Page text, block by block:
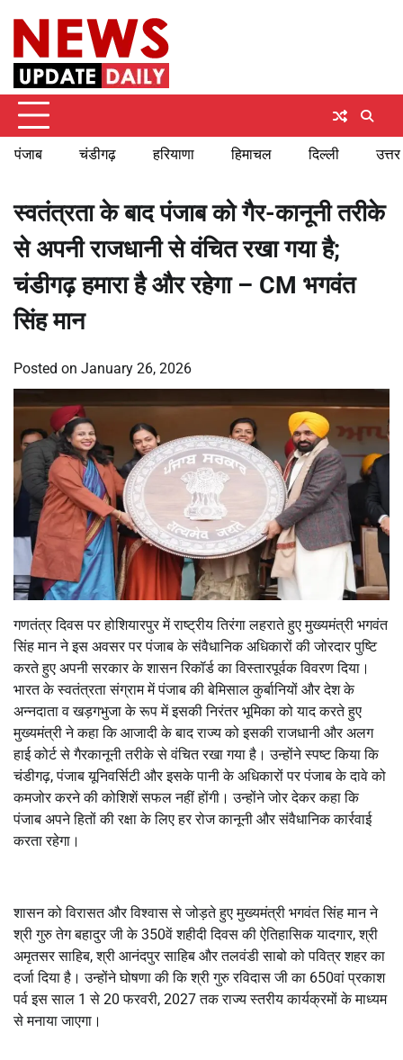
content
पंजाब चंडीगढ़ हरियाणा हिमाचल दिल्ली
स्वतंत्रता के बाद पंजाब को गैर-कानूनी तरीके
से अपनी राजधानी से वंचित रखा गया है;
चंडीगढ़ हमारा है और रहेगा – CM भगवंत
सिंह मान
Posted on January 26, 2026
गणतंत्र दिवस पर होशियारपुर में राष्ट्रीय तिरंगा लहराते हुए मुख्यमंत्री भगवंत
सिंह मान ने इस अवसर पर पंजाब के संवैधानिक अधिकारों की जोरदार पुष्टि
करते हुए अपनी सरकार के शासन रिकॉर्ड का विस्तारपूर्वक विवरण दिया।
भारत के स्वतंत्रता संग्राम में पंजाब की बेमिसाल कुर्बानियों और देश के
अन्नदाता व खड़गभुजा के रूप में इसकी निरंतर भूमिका को याद करते हुए
मुख्यमंत्री ने कहा कि आजादी के बाद राज्य को इसकी राजधानी और अलग
हाई कोर्ट से गैरकानूनी तरीके से वंचित रखा गया है। उन्होंने स्पष्ट किया कि
चंडीगढ़, पंजाब यूनिवर्सिटी और इसके पानी के अधिकारों पर पंजाब के दावे को
कमजोर करने की कोशिशें सफल नहीं होंगी। उन्होंने जोर देकर कहा कि
पंजाब अपने हितों की रक्षा के लिए हर रोज कानूनी और संवैधानिक कार्रवाई
करता रहेगा।
शासन को विरासत और विश्वास से जोड़ते हुए मुख्यमंत्री भगवंत सिंह मान ने
श्री गुरु तेग बहादुर जी के 350वें शहीदी दिवस की ऐतिहासिक यादगार, श्री
अमृतसर साहिब, श्री आनंदपुर साहिब और तलवंडी साबो को पवित्र शहर का
दर्जा दिया है। उन्होंने घोषणा की कि श्री गुरु रविदास जी का 650वां प्रकाश
पर्व इस साल 1 से 20 फरवरी, 2027 तक राज्य स्तरीय कार्यक्रमों के माध्यम
से मनाया जाएगा।